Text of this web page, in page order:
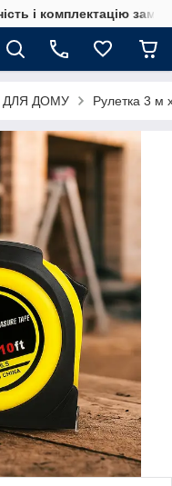
і комплектацію
ДЛЯ ДОМУ Рулетка 3 м